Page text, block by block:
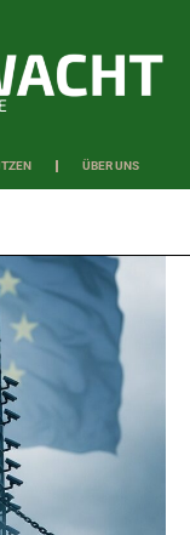
ÜBER UNS